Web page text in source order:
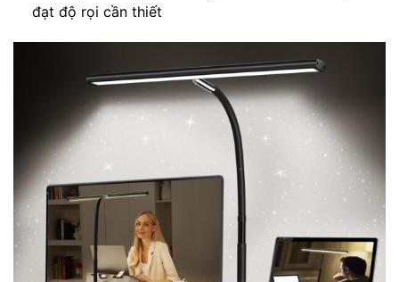
đạt độ rọi cần thiết